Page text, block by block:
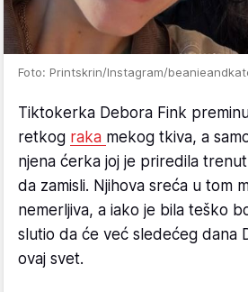
Foto: Printskrin/Instagram/
Tiktokerka Debora Fink
retkog raka mekog tkiva, a
njena ćerka joj je priredila
da zamisli. Njihova sreća u tom
nemerljiva, a iako je bila teško
slutio da će već sledećeg dana
ovaj svet.